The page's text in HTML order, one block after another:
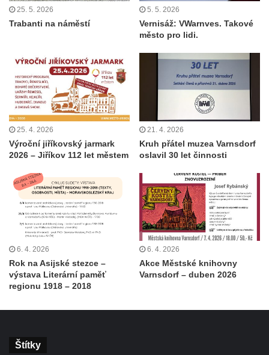
25. 5. 2026
Trabanti na náměstí
5. 5. 2026
Vernisáž: VWarnves. Takové
město pro lidi.
25. 4. 2026
Výroční jiříkovský jarmark
2026 – Jiříkov 112 let městem
21. 4. 2026
Kruh přátel muzea Varnsdorf
oslavil 30 let činnosti
6. 4. 2026
Rok na Asijské stezce –
výstava Literární paměť
regionu 1918 – 2018
6. 4. 2026
Akce Městské knihovny
Varnsdorf – duben 2026
Štítky